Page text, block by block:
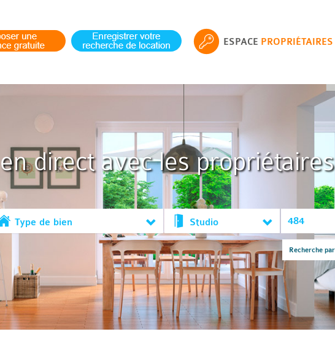
ESPACE PROPRIÉTAIRES
direct avec les propriétaires
Type de bien Studio